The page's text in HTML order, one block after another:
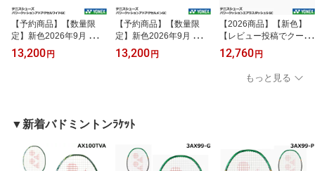
【予約商品】【数量限
定】新色2026年9月 ヨネ
ックス テニスシュー
ズ、ソフトテニスシュー
ーカット 4Eワイド・9
月上旬発売予定（入荷次
13,200円
【予約商品】【数量限
定】新色2026年9月 ヨネ
ックス テニスシュー
ズ、ソフトテニスシュー
ーカット 3E・9月上旬
発売予定（入荷次第発
13,200円
【2026商品】【新色】
【レビュー投稿でクーポ
ン配布中】ヨネックス
テニスシューズ、ソフト
テニスシューズ・パワー
クッションエアラスダッ
12,760円
もっと見る
▼新着バドミントンﾗｹｯﾄ